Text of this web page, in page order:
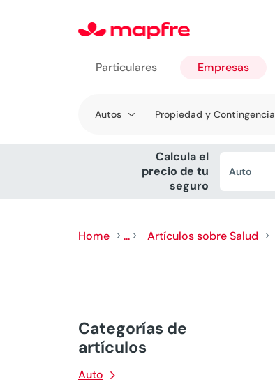
Particulares Empresas
Ir a
Autos Propiedad y Contingencia
Calcula el
precio de tu
seguro
Auto
Home 5 ... 5 Artículos sobre Salud 5
Categorías de
artículos
Auto